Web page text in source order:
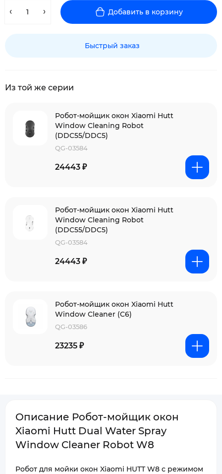
Добавить в корзину
Быстрый заказ
Из той же серии
Робот-мойщик окон Xiaomi Hutt
Window Cleaning Robot
(DDC55/DDC5)
QG-03584
24443 ₽
Робот-мойщик окон Xiaomi Hutt
Window Cleaning Robot
(DDC55/DDC5)
QG-03584
24443 ₽
Робот-мойщик окон Xiaomi Hutt
Window Cleaner (C6)
QG-03586
23235 ₽
Описание Робот-мойщик окон
Xiaomi Hutt Dual Water Spray
Window Cleaner Robot W8
Робот для мойки окон Xiaomi HUTT W8 с режимом